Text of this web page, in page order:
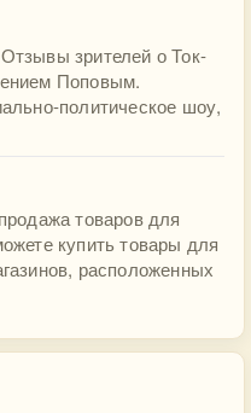
зрителей о Ток-
Поповым.
политическое шоу,
товаров для
купить товары для
расположенных